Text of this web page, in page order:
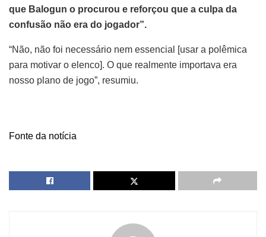
que Balogun o procurou e reforçou que a culpa da
confusão não era do jogador”.
“Não, não foi necessário nem essencial [usar a polêmica
para motivar o elenco]. O que realmente importava era
nosso plano de jogo”, resumiu.
Fonte da notícia